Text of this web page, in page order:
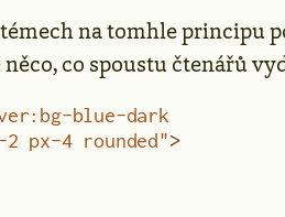
na tomhle principu
co spoustu čtenářů
blue-dark
px-4 rounded"
>